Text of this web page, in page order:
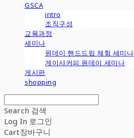
GSCA
intro
조직구성
교육과정
세미나
원데이 핸드드립 체험 세미나
게이샤커피 원데이 세미나
게시판
shopping
Search 검색
Log In 로그인
Cart장바구니